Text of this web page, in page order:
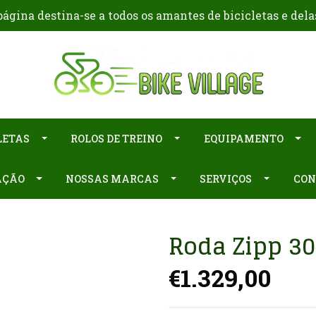
destina-se a todos os amantes de bicicletas e
ROLOS DE TREINO EQUIPAMENTO
NOSSAS MARCAS SERVIÇOS
Roda Zipp
€1.329,00